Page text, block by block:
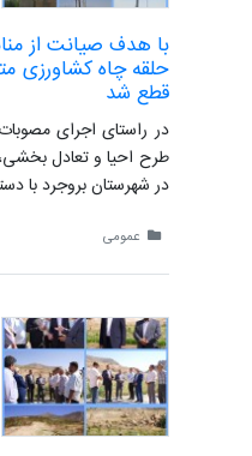
حلقه چاه کشاورزی
قطع شد
در راستای اجرای
در شهرستان بروجرد با
عمومی